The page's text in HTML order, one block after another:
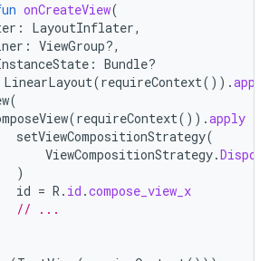
onCreateView(
: LayoutInflater,
: ViewGroup?,
: Bundle?
LinearLayout(requireContext()).apply
(
(requireContext()).apply
setViewCompositionStrategy(
ViewCompositionStrategy.
)
id = R . id .compose_view_x
// ...